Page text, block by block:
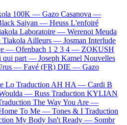
100K — Gazo Casanova —
Saiyan — Heuss L'enfoiré
Laboratoire — Werenoi Meuda
Tiakola Ailleurs — Josman Interlude
— Ofenbach 1 2 3 4 — ZOKUSH
qui part — Joseph Kamel Nouvelles
— Favé (FR) DIE — Gazo
Lo Traduction AH HA — Cardi B
— Russ Traduction KYLIAN
The Way You Are —
To Me — Tones & I Traduction
My Body Isn't Ready — Sombr